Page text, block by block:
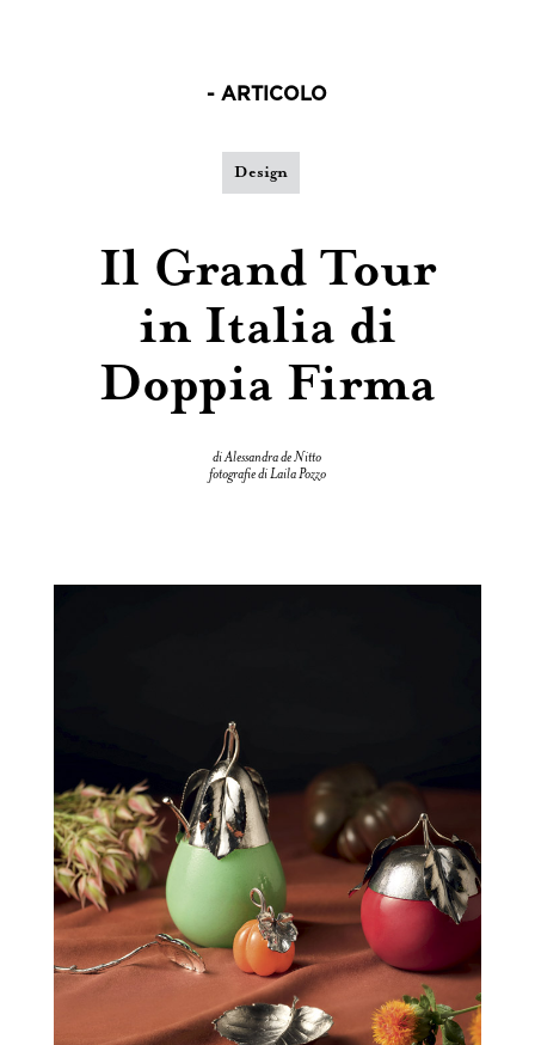
- ARTICOLO
Design
Il Grand Tour
in Italia di
Doppia Firma
di Alessandra de Nitto
fotografie di Laila Pozzo